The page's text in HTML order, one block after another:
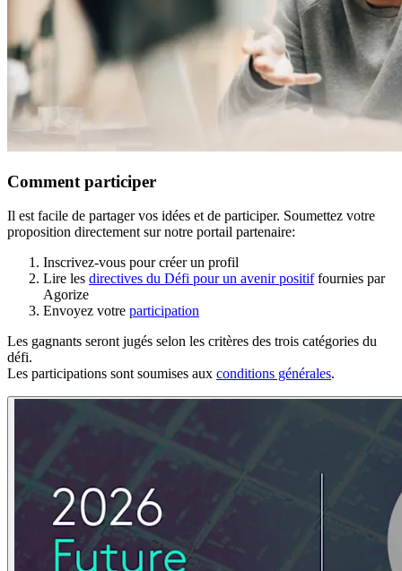
Comment participer
Il est facile de partager vos idées et de participer. Soumettez votre
proposition directement sur notre portail partenaire:
Inscrivez-vous pour créer un profil
Lire les directives du Défi pour un avenir positiffournies par
Agorize
Envoyez votre participation
Les gagnants seront jugés selon les critères des trois catégories du
défi.
Les participations sont soumises aux conditions générales.